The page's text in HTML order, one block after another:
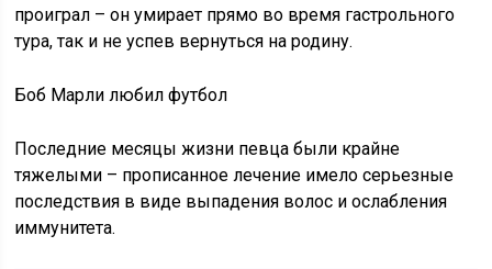
проиграл – он умирает прямо во время гастрольного
тура, так и не успев вернуться на родину.
Боб Марли любил футбол
Последние месяцы жизни певца были крайне
тяжелыми – прописанное лечение имело серьезные
последствия в виде выпадения волос и ослабления
иммунитета.